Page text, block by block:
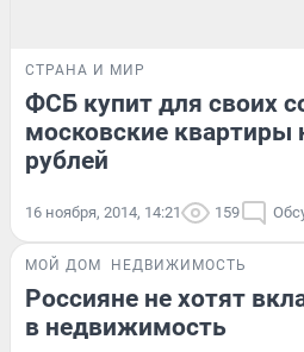
СТРАНА И МИР
ФСБ купит для своих
московские квартиры
рублей
16 ноября, 2014, 14:21 159
МОЙ ДОМ НЕДВИЖИМОСТЬ
Россияне не хотят
в недвижимость